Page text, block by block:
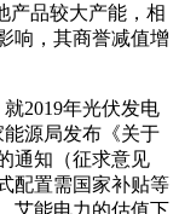
产品较大产能，相
响，其商誉减值增
2019年光伏发电
源局发布《关于
通知（征求意见
配置需国家补贴等
艾能电力的估值下